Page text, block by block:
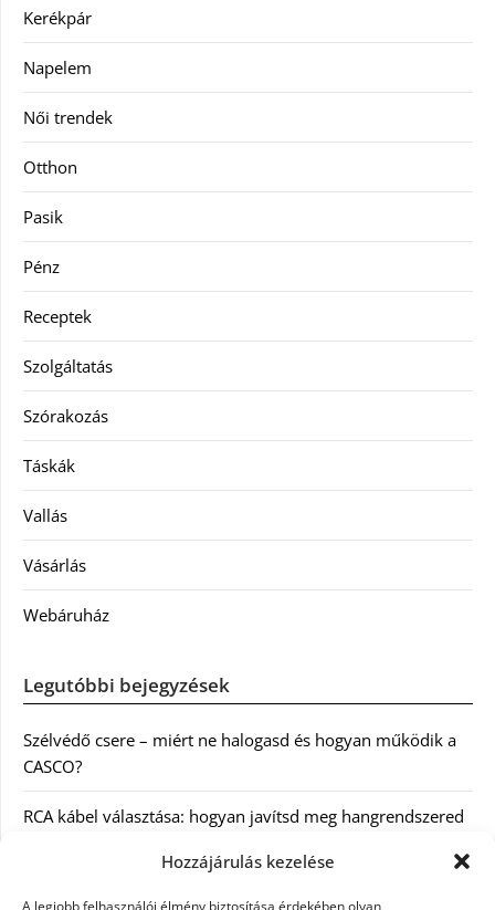
Hozzájárulás kezelése
A legjobb felhasználói élmény biztosítása érdekében olyan
Kerékpár
Napelem
Női trendek
Otthon
Pasik
Pénz
Receptek
Szolgáltatás
Szórakozás
Táskák
Vallás
Vásárlás
Webáruház
Legutóbbi bejegyzések
Szélvédő csere – miért ne halogasd és hogyan működik a
CASCO?
RCA kábel választása: hogyan javítsd meg hangrendszered